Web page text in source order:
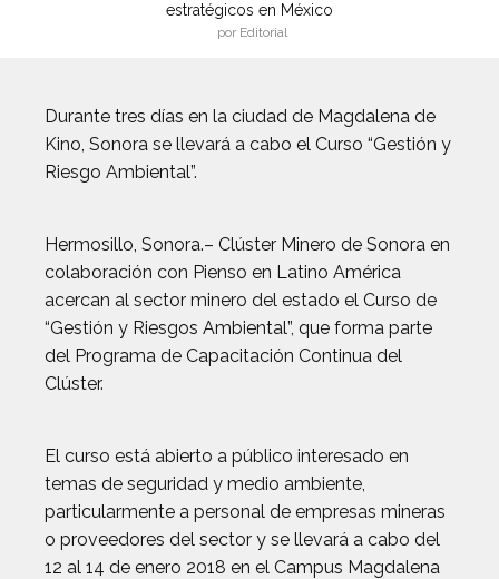
estratégicos en México
por Editorial
Durante tres días en la ciudad de Magdalena de
Kino, Sonora se llevará a cabo el Curso “Gestión y
Riesgo Ambiental”.
Hermosillo, Sonora.– Clúster Minero de Sonora en
colaboración con Pienso en Latino América
acercan al sector minero del estado el Curso de
“Gestión y Riesgos Ambiental”, que forma parte
del Programa de Capacitación Continua del
Clúster.
El curso está abierto a público interesado en
temas de seguridad y medio ambiente,
particularmente a personal de empresas mineras
o proveedores del sector y se llevará a cabo del
12 al 14 de enero 2018 en el Campus Magdalena